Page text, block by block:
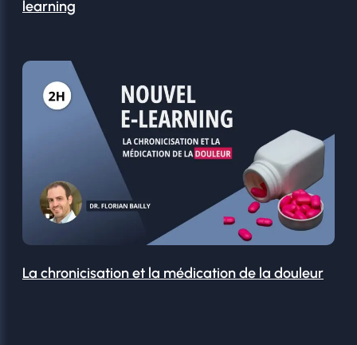
learning
La chronicisation et la médication de la douleur